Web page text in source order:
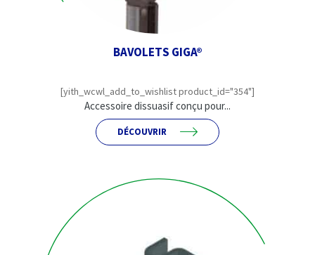
BAVOLETS GIGA®
[yith_wcwl_add_to_wishlist product_id="354"]
Accessoire dissuasif conçu pour...
DÉCOUVRIR